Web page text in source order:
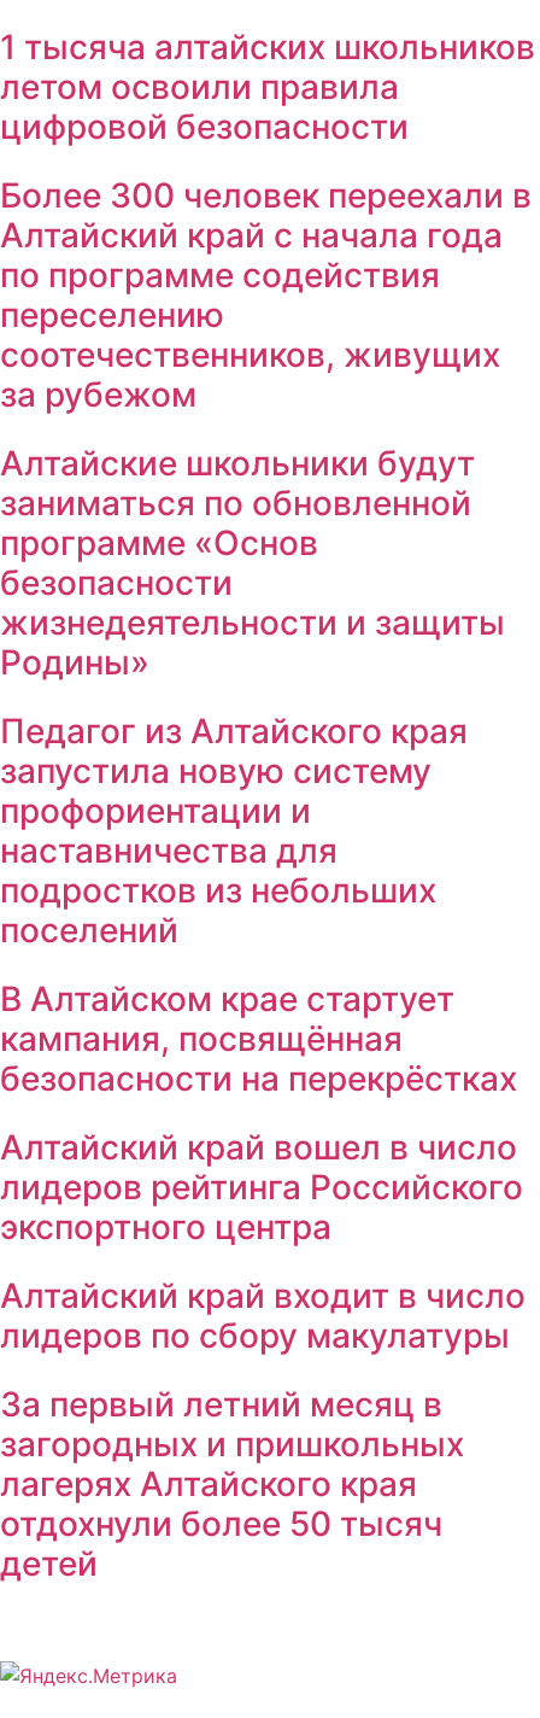
1 тысяча алтайских школьников
летом освоили правила
цифровой безопасности
Более 300 человек переехали в
Алтайский край с начала года
по программе содействия
переселению
соотечественников, живущих
за рубежом
Алтайские школьники будут
заниматься по обновленной
программе «Основ
безопасности
жизнедеятельности и защиты
Родины»
Педагог из Алтайского края
запустила новую систему
профориентации и
наставничества для
подростков из небольших
поселений
В Алтайском крае стартует
кампания, посвящённая
безопасности на перекрёстках
Алтайский край вошел в число
лидеров рейтинга Российского
экспортного центра
Алтайский край входит в число
лидеров по сбору макулатуры
За первый летний месяц в
загородных и пришкольных
лагерях Алтайского края
отдохнули более 50 тысяч
детей